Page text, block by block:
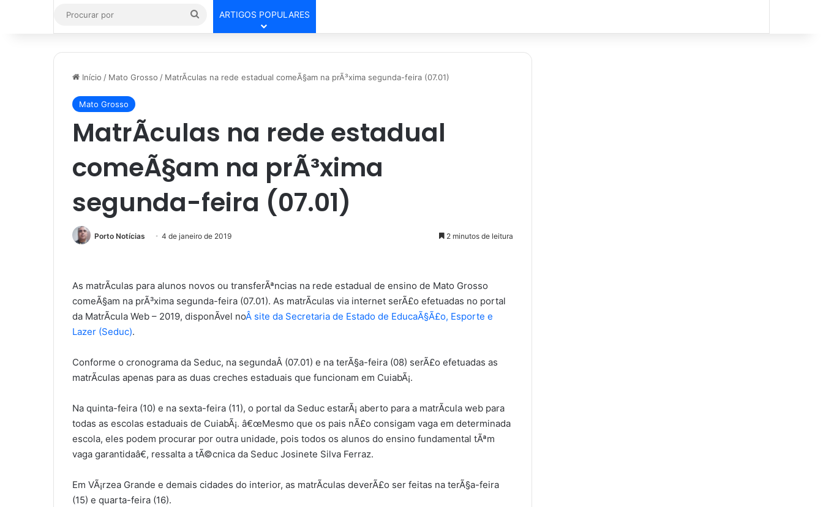
Procurar
por
ARTIGOS POPULARES
Início / Mato Grosso / MatrÃ­culas na rede estadual comeÃ§am na prÃ³xima segunda-feira (07.01)
Mato Grosso
MatrÃ­culas na rede estadual
comeÃ§am na prÃ³xima
segunda-feira (07.01)
Porto Notícias 4 de janeiro de 2019 2 minutos de leitura
As matrÃ­culas para alunos novos ou transferÃªncias na rede estadual de ensino de Mato Grosso
comeÃ§am na prÃ³xima segunda-feira (07.01). As matrÃ­culas via internet serÃ£o efetuadas no portal
da MatrÃ­cula Web – 2019, disponÃ­vel noÂ site da Secretaria de Estado de EducaÃ§Ã£o, Esporte e
Lazer (Seduc).
Conforme o cronograma da Seduc, na segundaÂ (07.01) e na terÃ§a-feira (08) serÃ£o efetuadas as
matrÃ­culas apenas para as duas creches estaduais que funcionam em CuiabÃ¡.
Na quinta-feira (10) e na sexta-feira (11), o portal da Seduc estarÃ¡ aberto para a matrÃ­cula web para
todas as escolas estaduais de CuiabÃ¡. â€œMesmo que os pais nÃ£o consigam vaga em determinada
escola, eles podem procurar por outra unidade, pois todos os alunos do ensino fundamental tÃªm
vaga garantidaâ€, ressalta a tÃ©cnica da Seduc Josinete Silva Ferraz.
Em VÃ¡rzea Grande e demais cidades do interior, as matrÃ­culas deverÃ£o ser feitas na terÃ§a-feira
(15) e quarta-feira (16).